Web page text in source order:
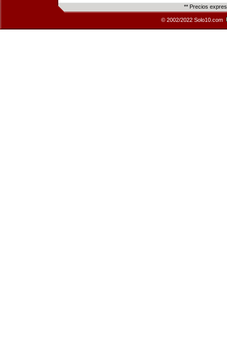
** Precios
© 2002/2022 Solo10.com